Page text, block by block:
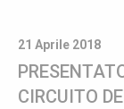
21 Aprile 2018
CIRCUITO